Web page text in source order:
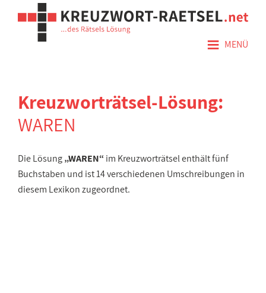
≡ MENÜ
Kreuzworträtsel-Lösung:
WAREN
Die Lösung„WAREN“ im Kreuzworträtsel enthält fünf
Buchstaben und ist 14 verschiedenen Umschreibungen in
diesem Lexikon zugeordnet.